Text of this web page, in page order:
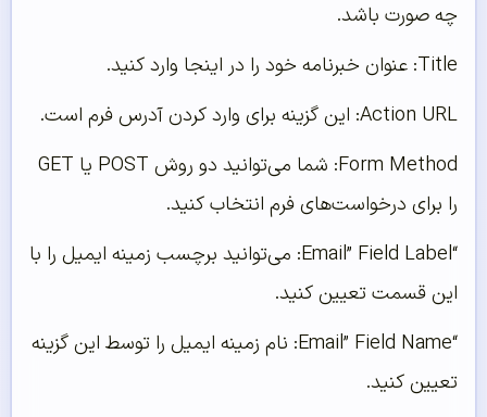
چه صورت باشد.
Title: عنوان خبرنامه خود را در اینجا وارد کنید.
Action URL: این گزینه برای وارد کردن آدرس فرم است.
Form Method: شما می‌توانید دو روش POST یا GET
را برای درخواست‌های فرم انتخاب کنید.
“Email” Field Label: می‌توانید برچسب زمینه ایمیل را با
این قسمت تعیین کنید.
“Email” Field Name: نام زمینه ایمیل را توسط این گزینه
تعیین کنید.